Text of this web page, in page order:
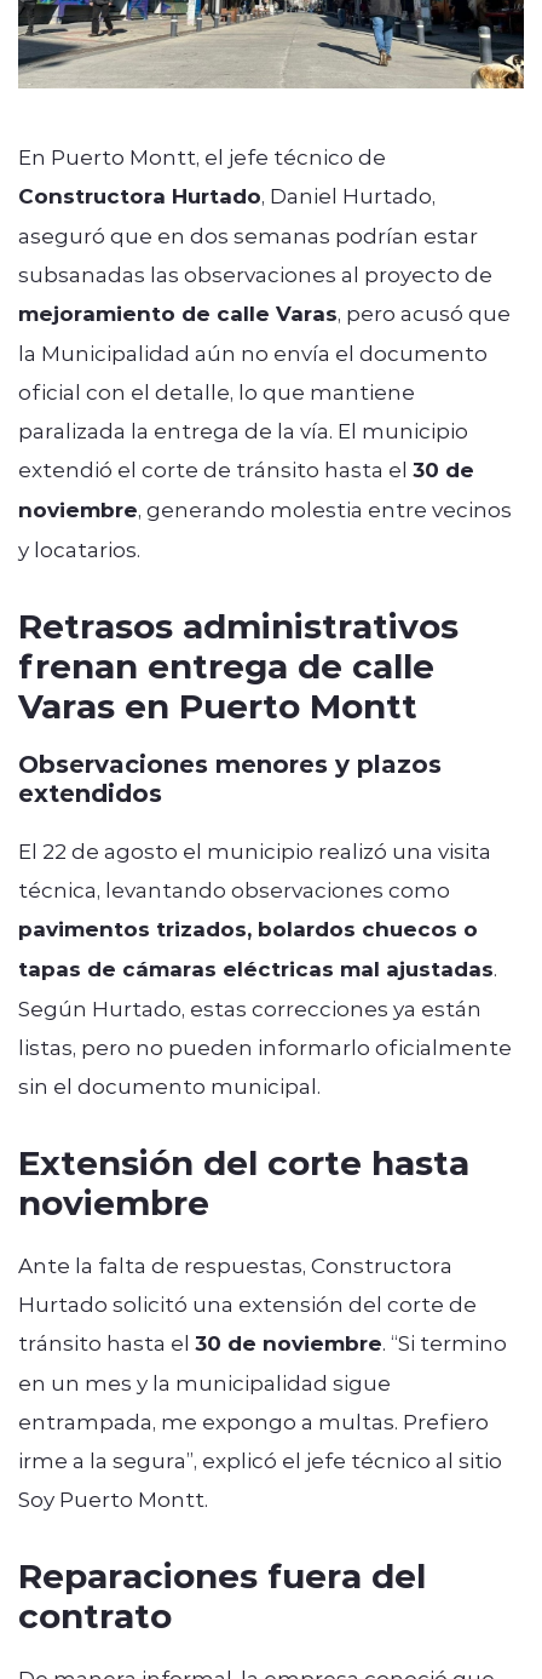
En Puerto Montt, el jefe técnico de
Constructora Hurtado, Daniel Hurtado,
aseguró que en dos semanas podrían estar
subsanadas las observaciones al proyecto de
mejoramiento de calle Varas, pero acusó que
la Municipalidad aún no envía el documento
oficial con el detalle, lo que mantiene
paralizada la entrega de la vía. El municipio
extendió el corte de tránsito hasta el 30 de
noviembre, generando molestia entre vecinos
y locatarios.
Retrasos administrativos
frenan entrega de calle
Varas en Puerto Montt
Observaciones menores y plazos
extendidos
El 22 de agosto el municipio realizó una visita
técnica, levantando observaciones como
pavimentos trizados, bolardos chuecos o
tapas de cámaras eléctricas mal ajustadas.
Según Hurtado, estas correcciones ya están
listas, pero no pueden informarlo oficialmente
sin el documento municipal.
Extensión del corte hasta
noviembre
Ante la falta de respuestas, Constructora
Hurtado solicitó una extensión del corte de
tránsito hasta el 30 de noviembre. “Si termino
en un mes y la municipalidad sigue
entrampada, me expongo a multas. Prefiero
irme a la segura”, explicó el jefe técnico al sitio
Soy Puerto Montt.
Reparaciones fuera del
contrato